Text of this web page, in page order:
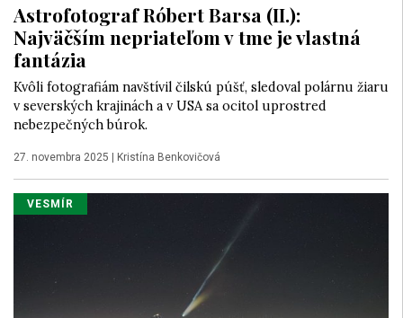
Astrofotograf Róbert Barsa (II.):
Najväčším nepriateľom v tme je vlastná
fantázia
Kvôli fotografiám navštívil čilskú púšť, sledoval polárnu žiaru
v severských krajinách a v USA sa ocitol uprostred
nebezpečných búrok.
27. novembra 2025 | Kristína Benkovičová
VESMÍR